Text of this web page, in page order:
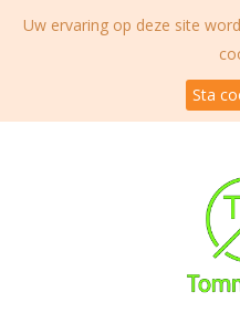
Uw ervaring op deze site
Sta